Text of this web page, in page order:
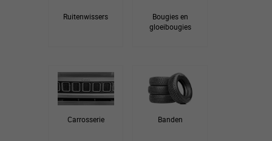
Ruitenwissers
Bougies en
gloeibougies
Carrosserie Banden